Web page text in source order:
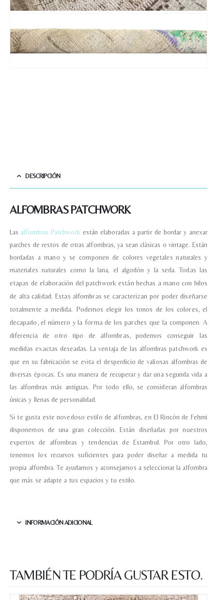
DESCRIPCIÓN
ALFOMBRAS PATCHWORK
Las alfombras Patchwork están elaboradas a partir de bordar y anexar
parches de restos de otras alfombras, ya sean clásicas o vintage. Están
bordadas a mano y se componen de colores vegetales naturales y
materiales naturales como la lana, el algodón y la seda.Todas las
etapas de elaboración del patchwork están hechas a mano con hilos
de alta calidad. Estas alfombras se caracterizan por poder diseñarse
totalmente a medida. Podemos elegir los tonos de los colores, el
decapado, el número y la forma de los parches que la componen. A
diferencia de otro tipo de alfombras, podemos conseguir las
medidas exactas deseadas.La ventaja de las alfombras patchwork es
que en su fabricación se evita el desperdicio de valiosas alfombras de
diversas épocas. Es una manera de recuperar y dar una segunda vida a
las alfombras más antiguas. Por todo ello, se consideran alfombras
únicas y llenas de personalidad.
Si te gusta este novedoso estilo de alfombras, en El Rincón de Fehmi
disponemos de una gran colección. Están diseñadas por nuestros
expertos de alfombras y tendencias de Estambul. Por otro lado,
tenemos los recursos suficientes para poder diseñar a medida tu
propia alfombra. Te ayudamos y aconsejamos a seleccionar la alfombra
que más se adapte a tus espacios y tu estilo.
INFORMACIÓN ADICIONAL
TAMBIÉN TE PODRÍA GUSTAR ESTO.
Acuerdo RGPD
esta web almacene la
puedan responder a mi petición.
Recibir mi oferta